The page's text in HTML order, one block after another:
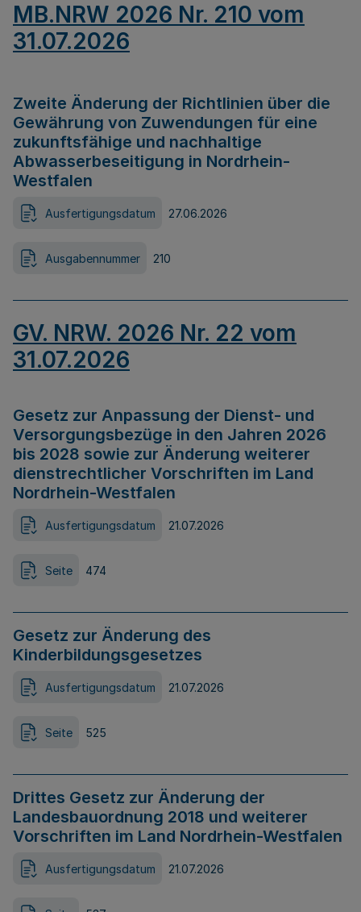
MB.NRW 2026 Nr. 210 vom
31.07.2026
Zweite Änderung der Richtlinien über die
Gewährung von Zuwendungen für eine
zukunftsfähige und nachhaltige
Abwasserbeseitigung in Nordrhein-
Westfalen
Ausfertigungsdatum 27.06.2026
Ausgabennummer 210
GV. NRW. 2026 Nr. 22 vom
31.07.2026
Gesetz zur Anpassung der Dienst- und
Versorgungsbezüge in den Jahren 2026
bis 2028 sowie zur Änderung weiterer
dienstrechtlicher Vorschriften im Land
Nordrhein-Westfalen
Ausfertigungsdatum 21.07.2026
Seite 474
Gesetz zur Änderung des
Kinderbildungsgesetzes
Ausfertigungsdatum 21.07.2026
Seite 525
Drittes Gesetz zur Änderung der
Landesbauordnung 2018 und weiterer
Vorschriften im Land Nordrhein-Westfalen
Ausfertigungsdatum 21.07.2026